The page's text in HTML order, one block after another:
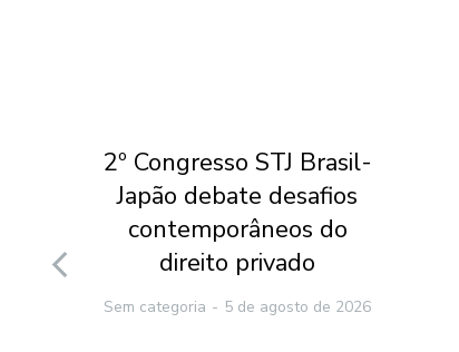
2º Congresso STJ Brasil-
Japão debate desafios
contemporâneos do
direito privado
Sem categoria 5 de agosto de 2026